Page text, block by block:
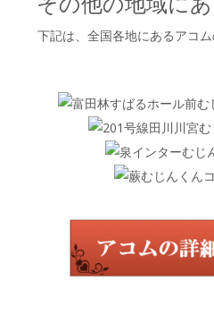
下記は、全国各地にあるアコム